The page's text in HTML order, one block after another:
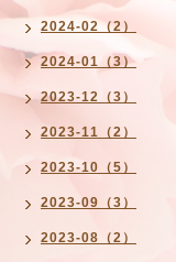
2024-02（2）
2024-01（3）
2023-12（3）
2023-11（2）
2023-10（5）
2023-09（3）
2023-08（2）